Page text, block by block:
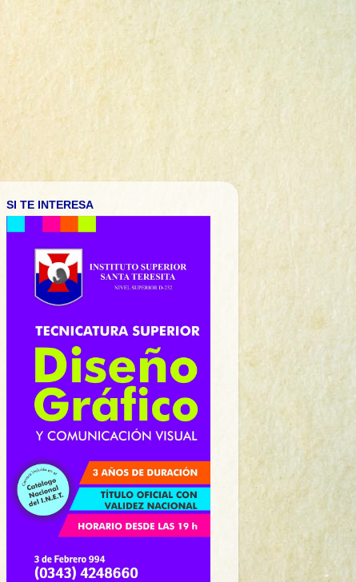
SI TE INTERESA